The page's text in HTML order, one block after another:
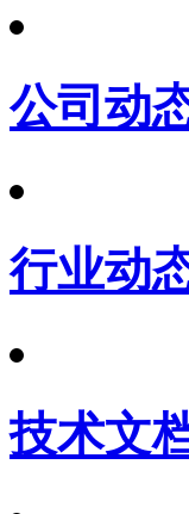
公司动
行业动
技术文